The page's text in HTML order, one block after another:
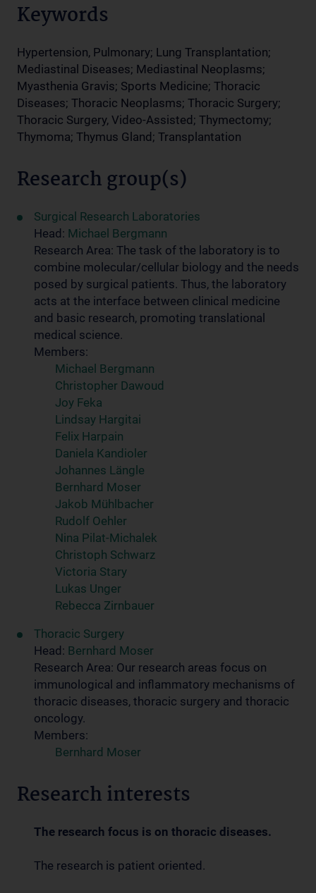
Keywords
Hypertension, Pulmonary; Lung Transplantation;
Mediastinal Diseases; Mediastinal Neoplasms;
Myasthenia Gravis; Sports Medicine; Thoracic
Diseases; Thoracic Neoplasms; Thoracic Surgery;
Thoracic Surgery, Video-Assisted; Thymectomy;
Thymoma; Thymus Gland; Transplantation
Research group(s)
Surgical Research Laboratories
Head: Michael Bergmann
Research Area: The task of the laboratory is to
combine molecular/cellular biology and the needs
posed by surgical patients. Thus, the laboratory
acts at the interface between clinical medicine
and basic research, promoting translational
medical science.
Members:
Michael Bergmann
Christopher Dawoud
Joy Feka
Lindsay Hargitai
Felix Harpain
Daniela Kandioler
Johannes Längle
Bernhard Moser
Jakob Mühlbacher
Rudolf Oehler
Nina Pilat-Michalek
Christoph Schwarz
Victoria Stary
Lukas Unger
Rebecca Zirnbauer
Thoracic Surgery
Head: Bernhard Moser
Research Area: Our research areas focus on
immunological and inflammatory mechanisms of
thoracic diseases, thoracic surgery and thoracic
oncology.
Members:
Bernhard Moser
Research interests
The research focus is on thoracic diseases.
The research is patient oriented.